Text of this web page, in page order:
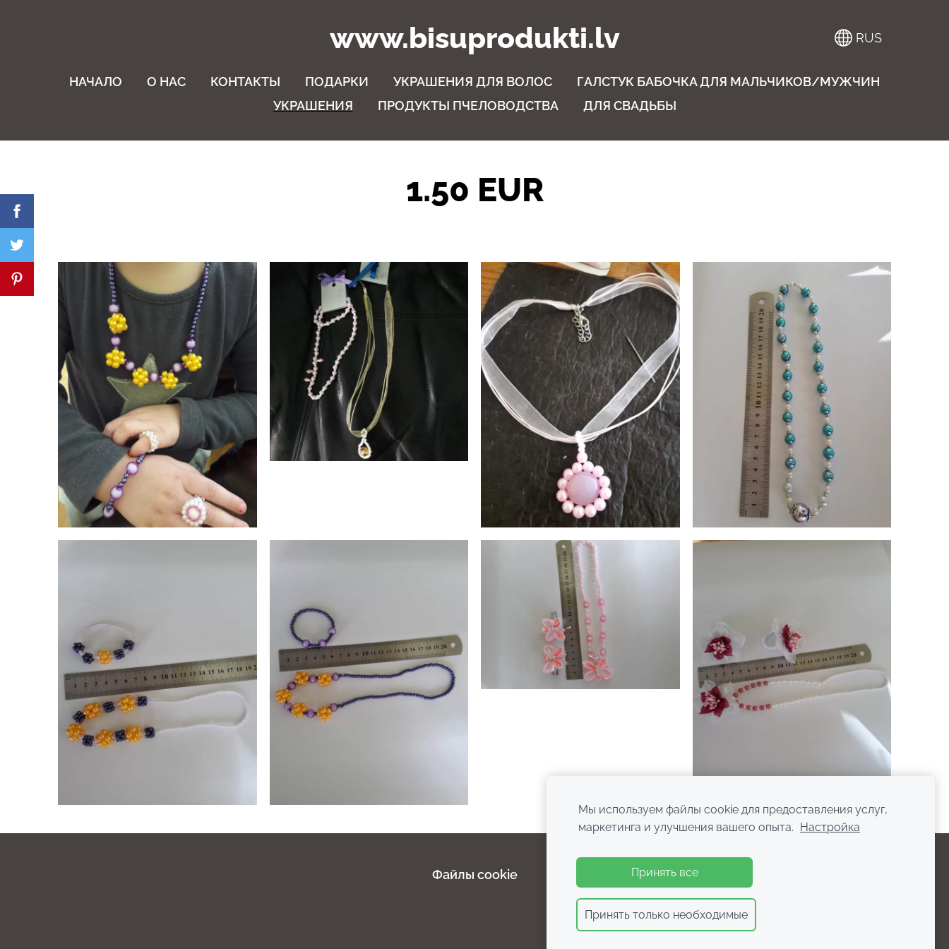
www.bisuprodukti.lv
НАЧАЛО О НАС КОНТАКТЫ ПОДАРКИ УКРАШЕНИЯ ДЛЯ ВОЛОС
ГАЛСТУК БАБОЧКА ДЛЯ МАЛЬЧИКОВ/МУЖЧИН
УКРАШЕНИЯ
ПРОДУКТЫ ПЧЕЛОВОДСТВА ДЛЯ СВАДЬБЫ
RUS
1.50 EUR
Файлы cookie
Мы используем файлы cookie для предоставления услуг,
маркетинга и улучшения вашего опыта. Настройка
Принять все
Принять только необходимые